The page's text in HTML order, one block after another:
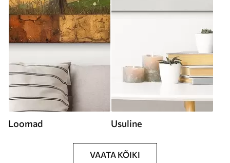
Loomad Usuline
VAATA KÕIKI